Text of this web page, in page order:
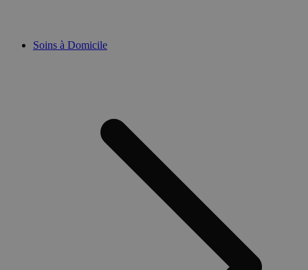
Soins à Domicile